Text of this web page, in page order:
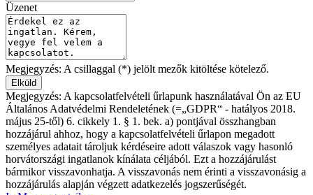
Üzenet
Megjegyzés: A csillaggal (*) jelölt mezők kitöltése kötelező.
Megjegyzés: A kapcsolatfelvételi űrlapunk használatával Ön az EU
Általános Adatvédelmi Rendeletének (=„GDPR“ - hatályos 2018.
május 25-től) 6. cikkely 1. § 1. bek. a) pontjával összhangban
hozzájárul ahhoz, hogy a kapcsolatfelvételi űrlapon megadott
személyes adatait tároljuk kérdéseire adott válaszok vagy hasonló
horvátországi ingatlanok kínálata céljából. Ezt a hozzájárulást
bármikor visszavonhatja. A visszavonás nem érinti a visszavonásig a
hozzájárulás alapján végzett adatkezelés jogszerűségét.